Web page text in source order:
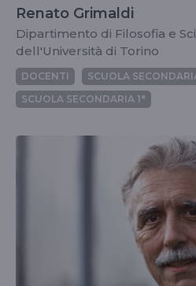
Renato Grimaldi
Dipartimento di Filosofia e
dell'Università di Torino
DOCENTI SCUOLA
SCUOLA SECONDARIA 1°